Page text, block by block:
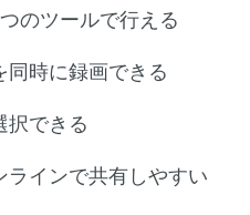
のツールで行える
同時に録画できる
択できる
ラインで共有しやすい